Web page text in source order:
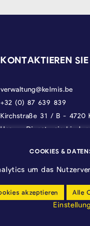
KONTAKTIEREN
verwaltung@kelmis.be
+32 (0) 87 639 839
Kirchstraße 31 / B - 4720
Unsere Dienste sind
COOKIES &
um das
akzeptieren Alle